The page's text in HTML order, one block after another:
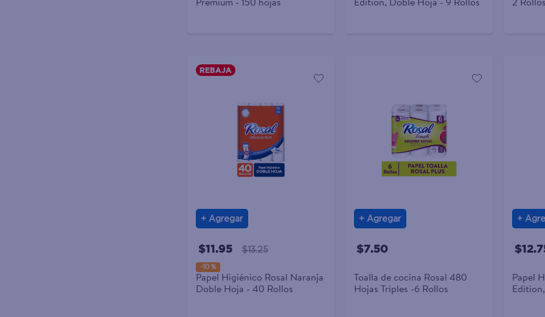
REBAJA
Agregar
$13.25
$11.95
-10 %
Papel Higiénico Rosal Naranja
Doble Hoja - 40 Rollos
Agregar
$7.50
Toalla de cocina Rosal 480
Hojas Triples -6 Rollos
Papel